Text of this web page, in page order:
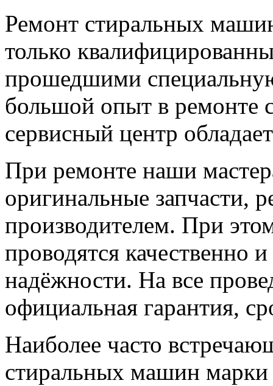
Ремонт стиральных
только
прошедшими
большой опыт в
сервисный центр
При ремонте наши
оригинальные запчасти,
производителем. При
проводятся качественно
надёжности. На все
официальная гарантия,
Наиболее часто
стиральных машин